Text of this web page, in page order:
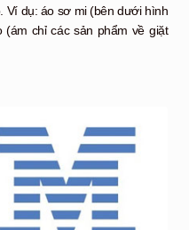
Ví dụ: áo sơ mi (bên dưới hình
chỉ các sản phẩm về giặt